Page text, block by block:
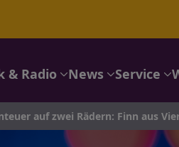
& Radio News Service
Rädern: Finn aus Viersen radelt